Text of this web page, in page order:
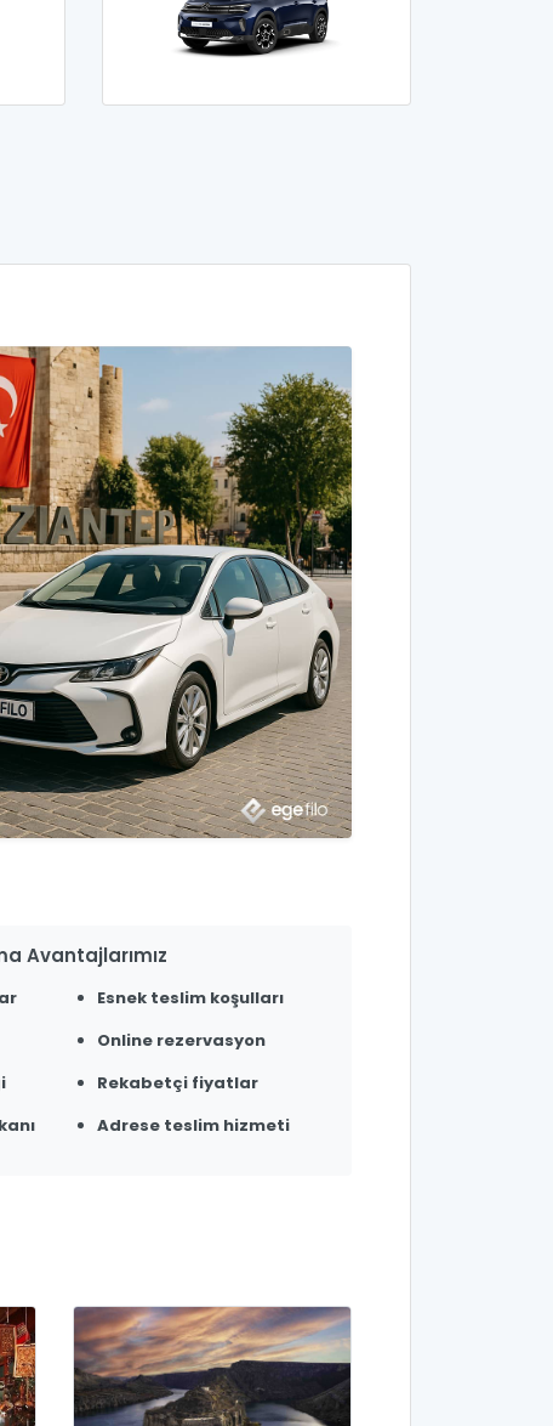
Avantajlarımız
Esnek teslim koşulları
Online rezervasyon
Rekabetçi fiyatlar
Adrese teslim hizmeti